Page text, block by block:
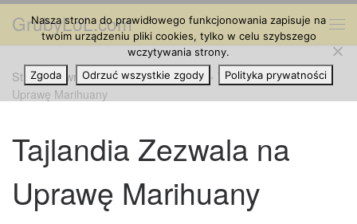
Przejdź do treści
GrubyLoL.com
Strona główna » Cannabis na Świecie » Tajlandia Zezwala na
Uprawę Marihuany
Tajlandia Zezwala na
Uprawę Marihuany
Nasza strona do prawidłowego funkcjonowania zapisuje na
twoim urządzeniu pliki cookies, tylko w celu szybszego
wczytywania strony.
Zgoda
Odrzuć wszystkie zgody Polityka prywatności